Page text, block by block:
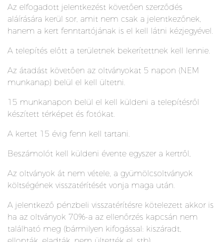
Az elfogadott jelentkezést követően szerződés
aláírására kerül sor, amit nem csak a jelentkezőnek,
hanem a kert fenntartójának is el kell látni kézjegyével.
A telepítés előtt a területnek bekerítettnek kell lennie.
Az átadást követően az oltványokat 5 napon (NEM
munkanap) belül el kell ültetni.
15 munkanapon belül el kell küldeni a telepítésről
készített térképet és fotókat.
A kertet 15 évig fenn kell tartani.
Beszámolót kell küldeni évente egyszer a kertről,
Az oltványok át nem vétele, a gyümölcsoltványok
költségének visszatérítését vonja maga után.
A jelentkező pénzbeli visszatérítésre kötelezett akkor is
ha az oltványok 70%-a az ellenőrzés kapcsán nem
található meg (bármilyen kifogással: kiszáradt,